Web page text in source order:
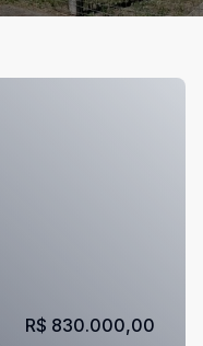
R$ 830.000,00